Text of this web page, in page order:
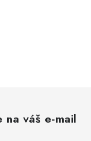
váš e-mail